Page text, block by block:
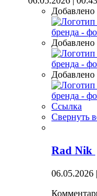
Добавлено
Добавлено
Добавлено
Ссылка
Свернуть
Rad Nik
06.05.2026